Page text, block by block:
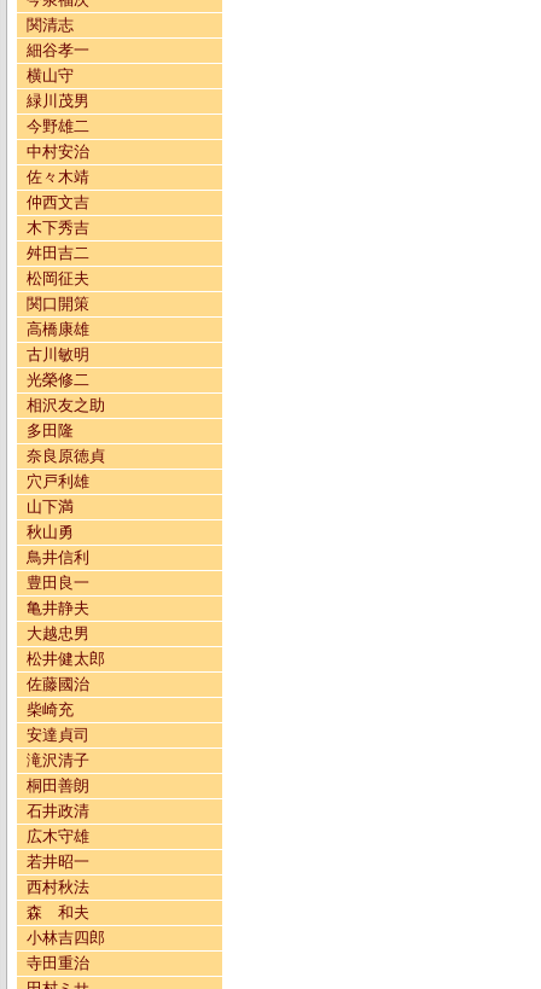
関清志
細谷孝一
横山守
緑川茂男
今野雄二
中村安治
佐々木靖
仲西文吉
木下秀吉
舛田吉二
松岡征夫
関口開策
高橋康雄
古川敏明
光榮修二
相沢友之助
多田隆
奈良原徳貞
穴戸利雄
山下満
秋山勇
鳥井信利
豊田良一
亀井静夫
大越忠男
松井健太郎
佐藤國治
柴崎充
安達貞司
滝沢清子
桐田善朗
石井政清
広木守雄
若井昭一
西村秋法
森 和夫
小林吉四郎
寺田重治